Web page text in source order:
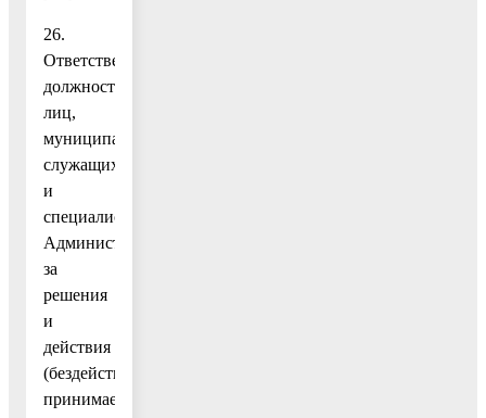
26.
Ответственность
должностных
лиц,
муниципальных
служащих
и
специалистов
Администрации
за
решения
и
действия
(бездействия),
принимаемые